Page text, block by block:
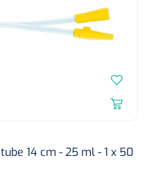
st 14 cm - 25 ml - 1 x 50